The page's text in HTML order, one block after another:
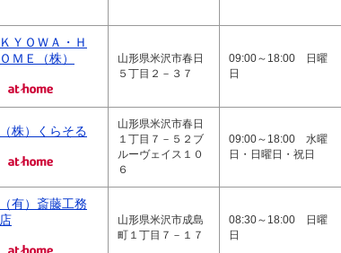
ＫＹＯＷＡ・Ｈ
ＯＭＥ（株）
山形県米沢市春日
５丁目２－３７
09:00～18:00 日曜
日
（株）くらそる
山形県米沢市春日
１丁目７－５２ブ
ルーヴェイス１０
６
09:00～18:00 水曜
日・日曜日・祝日
（有）斎藤工務
店
山形県米沢市成島
町１丁目７－１７
08:30～18:00 日曜
日